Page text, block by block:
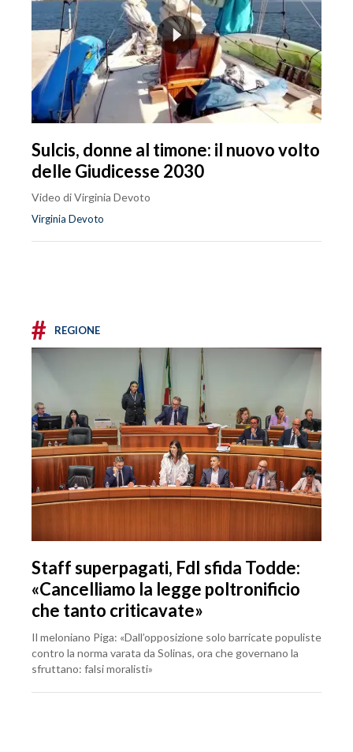
Sulcis, donne al timone: il nuovo volto
delle Giudicesse 2030
Video di Virginia Devoto
Virginia Devoto
# REGIONE
Staff superpagati, FdI sfida Todde:
«Cancelliamo la legge poltronificio
che tanto criticavate»
Il meloniano Piga: «Dall’opposizione solo barricate populiste
contro la norma varata da Solinas, ora che governano la
sfruttano: falsi moralisti»